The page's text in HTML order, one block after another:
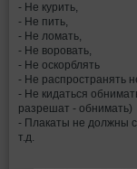
- Не курить,
- Не пить,
- Не ломать,
- Не воровать,
- Не оскорблять
- Не распространять
- Не кидаться
разрешат - обнимать)
- Плакаты не должны
т.д.